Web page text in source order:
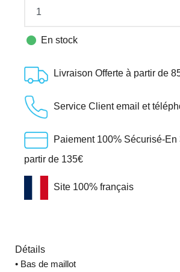
 En stock
Livraison Offerte à partir de
Service Client email et
Paiement 100% Sécurisé-En
partir de 135€
Site 100% français
Détails
• Bas de maillot